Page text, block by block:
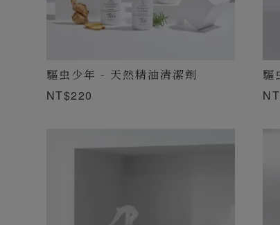
驅虫少年 - 天然精油清潔劑
NT$220
驅